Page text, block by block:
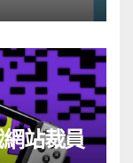
站裁員